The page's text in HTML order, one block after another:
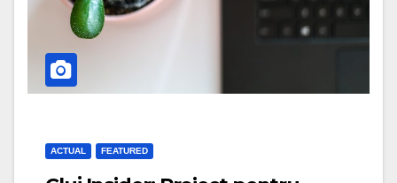
ACTUAL FEATURED